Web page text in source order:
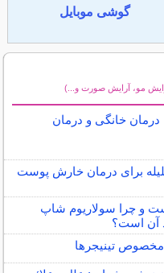
گوشی موبایل
مو، آرایش صورت و...)
خانگی و درمان
برای درمان خارش پوست
و چرا سولاریوم شاپ
آن است؟
تینیجرها